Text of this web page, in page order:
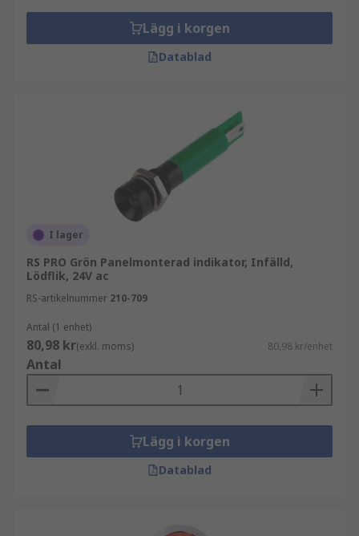
Lägg i korgen
Datablad
I lager
RS PRO Grön Panelmonterad indikator, Infälld,
Lödflik, 24V ac
RS-artikelnummer 210-709
Antal (1 enhet)
80,98 kr(exkl. moms) 80,98 kr/enhet
Antal
Lägg i korgen
Datablad